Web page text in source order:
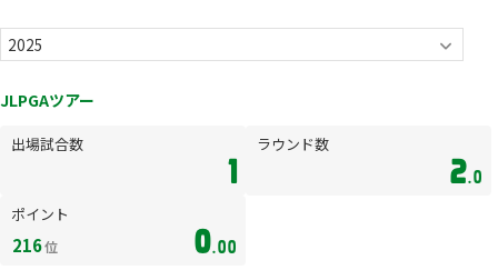
JLPGAツアー
出場試合数
1
ラウンド数
2.0
ポイント
0.00
216位